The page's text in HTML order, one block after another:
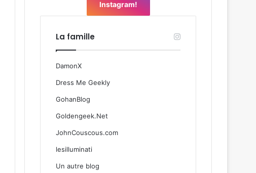
Instagram!
La famille
DamonX
Dress Me Geekly
GohanBlog
Goldengeek.Net
JohnCouscous.com
lesilluminati
Un autre blog